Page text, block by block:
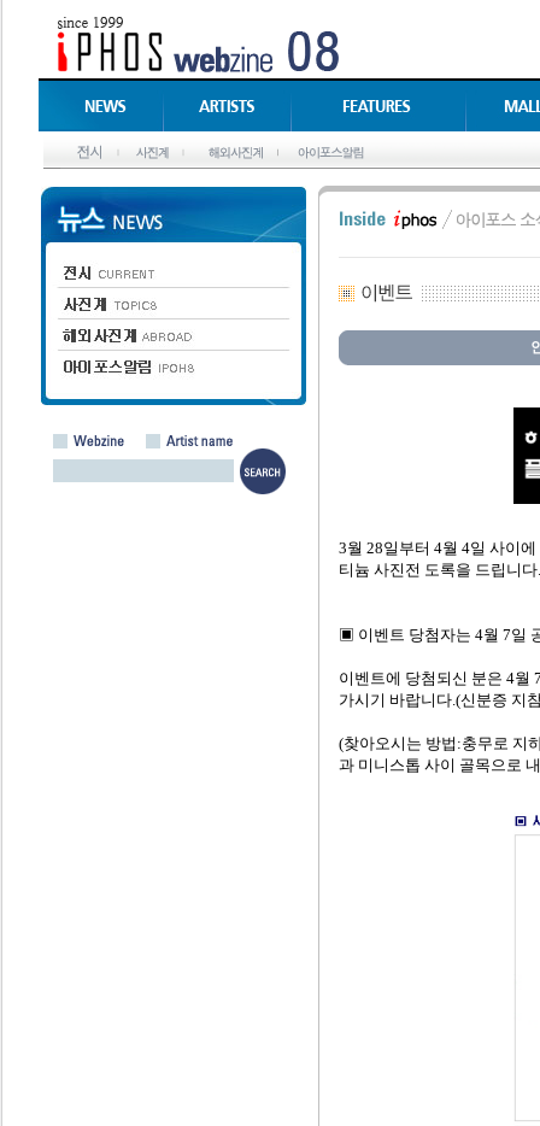
3월 28일부터 4월 4일 사이
티늄 사진전 도록을 드립니다.
▣ 이벤트 당첨자는 4월 7일
이벤트에 당첨되신 분은 4월
가시기 바랍니다.(신분증 지
(찾아오시는 방법:충무로 지
과 미니스톱 사이 골목으로